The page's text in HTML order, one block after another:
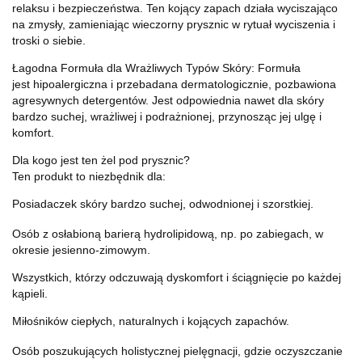
relaksu i bezpieczeństwa. Ten kojący zapach działa wyciszająco
na zmysły, zamieniając wieczorny prysznic w rytuał wyciszenia i
troski o siebie.
Łagodna Formuła dla Wrażliwych Typów Skóry: Formuła
jest hipoalergiczna i przebadana dermatologicznie, pozbawiona
agresywnych detergentów. Jest odpowiednia nawet dla skóry
bardzo suchej, wrażliwej i podrażnionej, przynosząc jej ulgę i
komfort.
Dla kogo jest ten żel pod prysznic?
Ten produkt to niezbędnik dla:
Posiadaczek skóry bardzo suchej, odwodnionej i szorstkiej.
Osób z osłabioną barierą hydrolipidową, np. po zabiegach, w
okresie jesienno-zimowym.
Wszystkich, którzy odczuwają dyskomfort i ściągnięcie po każdej
kąpieli.
Miłośników ciepłych, naturalnych i kojących zapachów.
Osób poszukujących holistycznej pielęgnacji, gdzie oczyszczanie